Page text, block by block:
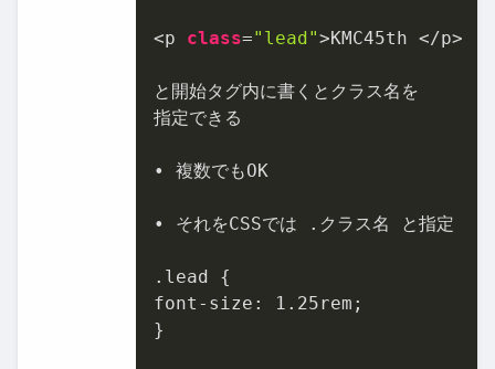
<p class="lead">KMC45th </p>
と開始タグ内に書くとクラス名を
指定できる
• 複数でもOK
• それをCSSでは .クラス名 と指定
.lead {
font-size:
1.25rem;
}